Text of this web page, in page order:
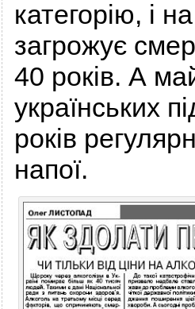
категорію, і
загрожує
40 років. А
українських
років
напої.